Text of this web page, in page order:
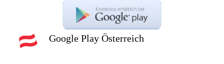
Google Play Österreich